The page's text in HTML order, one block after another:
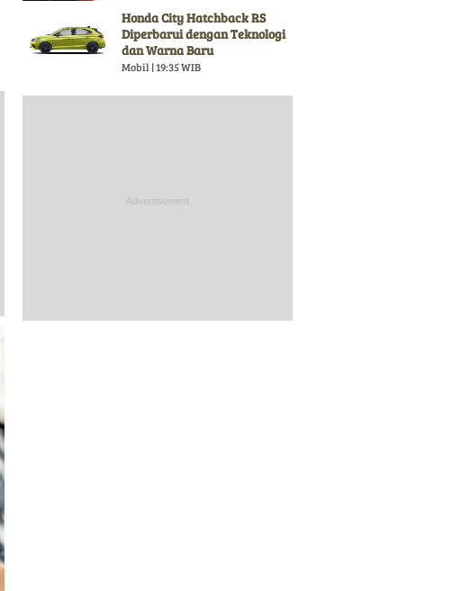
Honda City Hatchback RS
Diperbarui dengan Teknologi
dan Warna Baru
Mobil | 19:35 WIB